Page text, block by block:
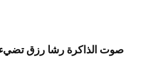
صوت الذاكرة رشا رزق